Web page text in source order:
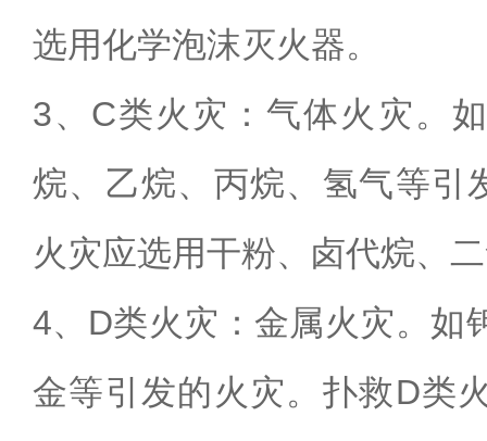
选用化学泡沫灭火器。
3、 C类火灾：气体火灾。
烷、乙烷、丙烷、氢气等引
火灾应选用干粉、卤代烷、
4、 D类火灾：金属火灾。如
金等引发的火灾。扑救D类